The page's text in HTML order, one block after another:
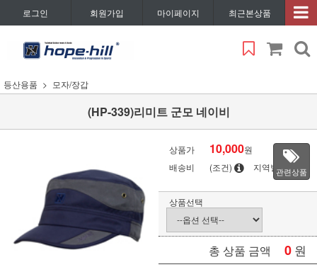
로그인 회원가입 마이페이지 최근본상품
등산용품 모자/장갑
(HP-339)리미트 군모 네이비
상품가 10,000원
배송비
(조건) 지역별관련상품
상품선택
총 상품 금액 0 원